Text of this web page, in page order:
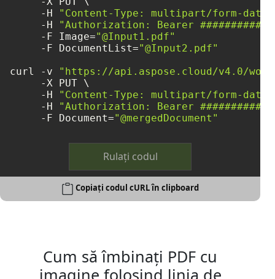
     -H
"Content-Type: multipart/form-data"
     -H
"Authorization: Bearer
     -F Image=
"@Input1.pdf"
     -F DocumentList=
"@Input2.pdf"
curl -v
"https://api.aspose.cloud/v4.0/
     -X PUT \
     -H
"Content-Type: multipart/form-data"
     -H
"Authorization: Bearer
     -F Document=
"@mergedDocument"
Rulați codul
Copiați codul cURL în clipboard
Cum să îmbinați PDF cu
imagine folosind linia de